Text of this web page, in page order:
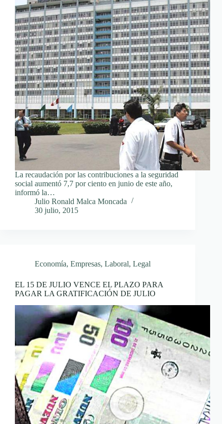
La recaudación por las contribuciones a la seguridad
social aumentó 7,7 por ciento en junio de este año,
informó la…
Julio Ronald Malca Moncada
30 julio, 2015
Economía, Empresas, Laboral, Legal
EL 15 DE JULIO VENCE EL PLAZO PARA
PAGAR LA GRATIFICACIÓN DE JULIO